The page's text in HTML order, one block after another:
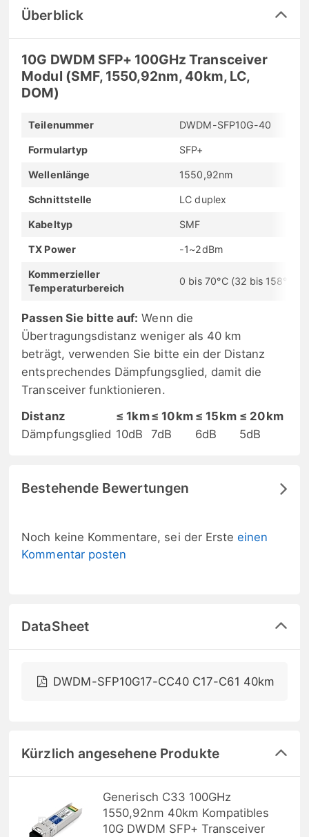
Überblick
10G DWDM SFP+ 100GHz Transceiver
Modul (SMF, 1550,92nm, 40km, LC,
DOM)
Teilenummer DWDM-SFP10G-40
Formulartyp SFP+
Wellenlänge 1550,92nm
Schnittstelle LC duplex
Kabeltyp SMF
TX Power -1~2dBm
Kommerzieller
Temperaturbereich
0 bis 70°C (32 bis 158°F)
Passen Sie bitte auf: Wenn die
Übertragungsdistanz weniger als 40 km
beträgt, verwenden Sie bitte ein der Distanz
entsprechendes Dämpfungsglied, damit die
Transceiver funktionieren.
Distanz
≤ 1km≤ 10km ≤ 15km ≤ 20km
Dämpfungsglied 10dB 7dB 6dB 5dB
Bestehende Bewertungen
Noch keine Kommentare, sei der Ersteeinen
Kommentar posten
DataSheet
DWDM-SFP10G17-CC40 C17-C61 40km
Kürzlich angesehene Produkte
Generisch C33 100GHz
1550,92nm 40km Kompatibles
10G DWDM SFP+ Transceiver